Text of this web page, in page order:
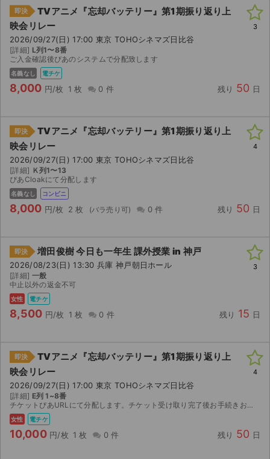
サイト情報
チケットジャム運営会社
プライバシーポリシー
特定商取引法に基づく表記
公演登録依頼
不正転売禁止法について
音楽情報
即決
TVアニメ『忘却バッテリー』第1期振り返り上
映会リレー
2026/09/27(日) 17:00 東京 TOHOシネマズ日比谷
[詳細] L列1〜8番
ご入金確認後ぴあのシステムで分配致します
名義なし 電チケ
8,000 円/枚 1 枚 0 件 残り 50 日
3
即決
TVアニメ『忘却バッテリー』第1期振り返り上
映会リレー
2026/09/27(日) 17:00 東京 TOHOシネマズ日比谷
[詳細] Ｋ列1〜13
ぴあCloakにて分配します
名義なし コンビニ
8,000 円/枚 2 枚 0 件 残り 50 日
4
即決 増田俊樹 今日も一年生 課外授業 in 神戸
2026/08/23(日) 13:30 兵庫 神戸朝日ホール
[詳細] 一般
中止以外の返金不可
女性 電チケ
8,500 円/枚 1 枚 0 件 残り 15 日
3
即決
TVアニメ『忘却バッテリー』第1期振り返り上
映会リレー
2026/09/27(日) 17:00 東京 TOHOシネマズ日比谷
[詳細] E列 1~8番
チケットぴあURLにて分配します。チケット受け取り完了後お手続きお願いいたします。
女性 電チケ
10,000 円/枚 1 枚 0 件 残り 50 日
4